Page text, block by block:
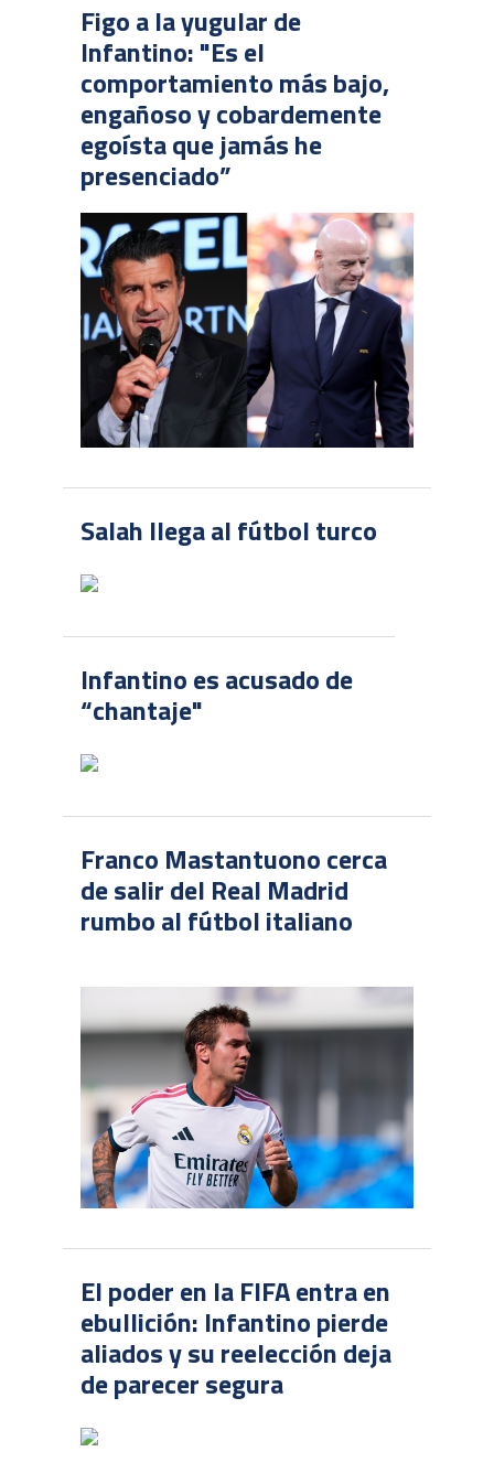
Figo a la yugular de
Infantino: "Es el
comportamiento más bajo,
engañoso y cobardemente
egoísta que jamás he
presenciado”
Salah llega al fútbol turco
Infantino es acusado de
“chantaje"
Franco Mastantuono cerca
de salir del Real Madrid
rumbo al fútbol italiano
El poder en la FIFA entra en
ebullición: Infantino pierde
aliados y su reelección deja
de parecer segura